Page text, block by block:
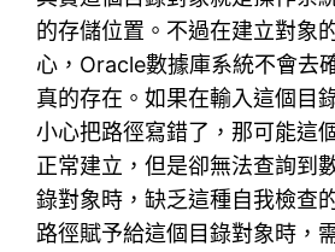
的存儲位置。不過在建立對象
心，Oracle數據庫系統不會去
真的存在。如果在輸入這個目
小心把路徑寫錯了，那可能這
正常建立，但是卻無法查詢到
錄對象時，缺乏這種自我檢查
路徑賦予給這個目錄對象時，